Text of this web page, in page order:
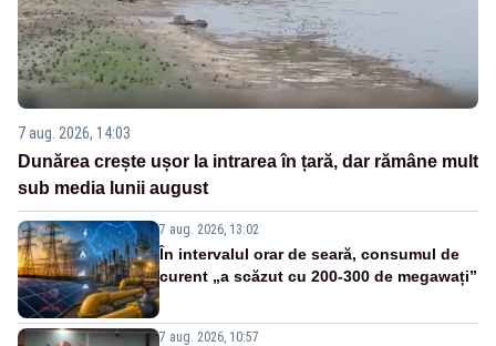
7 aug. 2026, 14:03
Dunărea crește ușor la intrarea în țară, dar rămâne mult
sub media lunii august
7 aug. 2026, 13:02
În intervalul orar de seară, consumul de
curent „a scăzut cu 200-300 de megawați”
7 aug. 2026, 10:57